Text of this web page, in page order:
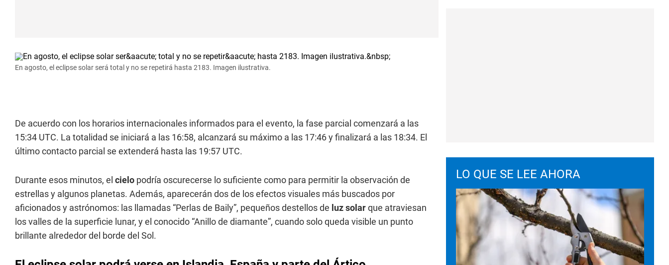
En agosto, el eclipse solar será total y no se repetirá hasta 2183. Imagen ilustrativa.
De acuerdo con los horarios internacionales informados para el evento, la fase parcial comenzará a las
15:34 UTC. La totalidad se iniciará a las 16:58, alcanzará su máximo a las 17:46 y finalizará a las 18:34. El
último contacto parcial se extenderá hasta las 19:57 UTC.
Durante esos minutos, el cielo podría oscurecerse lo suficiente como para permitir la observación de
estrellas y algunos planetas. Además, aparecerán dos de los efectos visuales más buscados por
aficionados y astrónomos: las llamadas “Perlas de Baily”, pequeños destellos de luz solarque atraviesan
los valles de la superficie lunar, y el conocido “Anillo de diamante”, cuando solo queda visible un punto
brillante alrededor del borde del Sol.
LO QUE SE LEE AHORA